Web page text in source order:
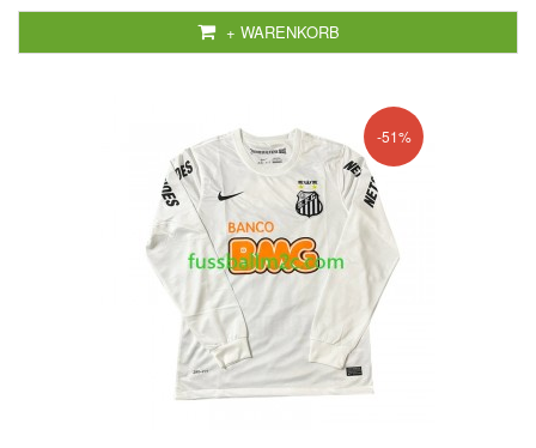
+ WARENKORB
-51%